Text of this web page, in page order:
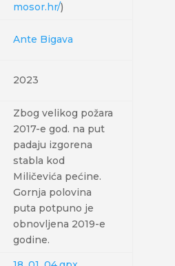
mosor.hr/)
Ante Bigava
2023
Zbog velikog požara
2017-e god. na put
padaju izgorena
stabla kod
Miličevića pećine.
Gornja polovina
puta potpuno je
obnovljena 2019-e
godine.